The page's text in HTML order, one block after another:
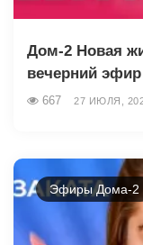
Дом-2 Новая
вечерний эфир
667 27 ИЮЛЯ,
Эфиры Дома-2